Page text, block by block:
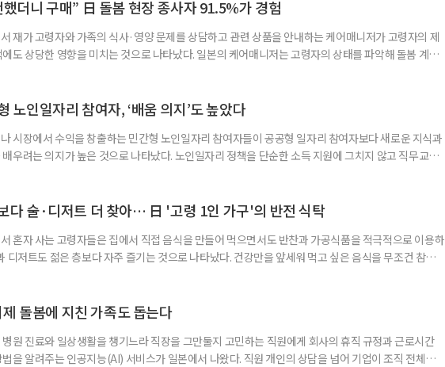
더니 구매” 日 돌봄 현장 종사자 91.5%가 경험
재가 고령자와 가족의 식사·영양 문제를 상담하고 관련 상품을 안내하는 케어매니저가 고령자의 제
에도 상당한 영향을 미치는 것으로 나타났다. 일본의 케어매니저는 고령자의 상태를 파악해 돌봄 계획
에 달했다는 조사 결과가 나왔다. 일본 헬스케어 기업 인터넷인피니티는 케어매니저 전문사이트 ‘케
노인일자리 참여자, ‘배움 의지’도 높았다
시장에서 수익을 창출하는 민간형 노인일자리 참여자들이 공공형 일자리 참여자보다 새로운 지식과
배우려는 의지가 높은 것으로 나타났다. 노인일자리 정책을 단순한 소득 지원에 그치지 않고 직무교육
대 가운데 노인일자리 참여자들의 교육학습동기를 성별과 연령, 거주지역, 소득, 가구형태, 일자리 유
다 술·디저트 더 찾아… 日 '고령 1인 가구'의 반전 식탁
혼자 사는 고령자들은 집에서 직접 음식을 만들어 먹으면서도 반찬과 가공식품을 적극적으로 이용하
디저트도 젊은 층보다 자주 즐기는 것으로 나타났다. 건강만을 앞세워 먹고 싶은 음식을 무조건 참기보
음식이나 남은 음식이 차지하는 비중은 51%였다. 반찬과 냉동·즉석식품, 통조림 등 외부에서 조
돌봄에 지친 가족도 돕는다
원 진료와 일상생활을 챙기느라 직장을 그만둘지 고민하는 직원에게 회사의 휴직 규정과 근로시간
법을 알려주는 인공지능(AI) 서비스가 일본에서 나왔다. 직원 개인의 상담을 넘어 기업이 조직 전체의